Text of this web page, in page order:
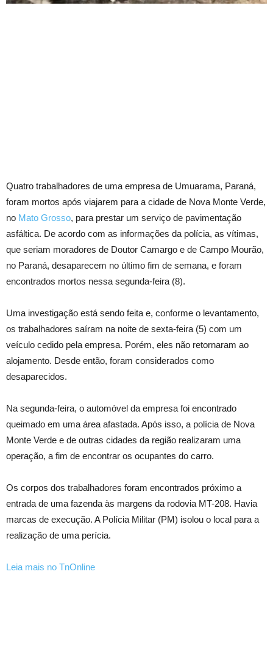
Quatro trabalhadores de uma empresa de Umuarama, Paraná,
foram mortos após viajarem para a cidade de Nova Monte Verde,
no Mato Grosso, para prestar um serviço de pavimentação
asfáltica. De acordo com as informações da polícia, as vítimas,
que seriam moradores de Doutor Camargo e de Campo Mourão,
no Paraná, desaparecem no último fim de semana, e foram
encontrados mortos nessa segunda-feira (8).
Uma investigação está sendo feita e, conforme o levantamento,
os trabalhadores saíram na noite de sexta-feira (5) com um
veículo cedido pela empresa. Porém, eles não retornaram ao
alojamento. Desde então, foram considerados como
desaparecidos.
Na segunda-feira, o automóvel da empresa foi encontrado
queimado em uma área afastada. Após isso, a polícia de Nova
Monte Verde e de outras cidades da região realizaram uma
operação, a fim de encontrar os ocupantes do carro.
Os corpos dos trabalhadores foram encontrados próximo a
entrada de uma fazenda às margens da rodovia MT-208. Havia
marcas de execução. A Polícia Militar (PM) isolou o local para a
realização de uma perícia.
Leia mais no TnOnline